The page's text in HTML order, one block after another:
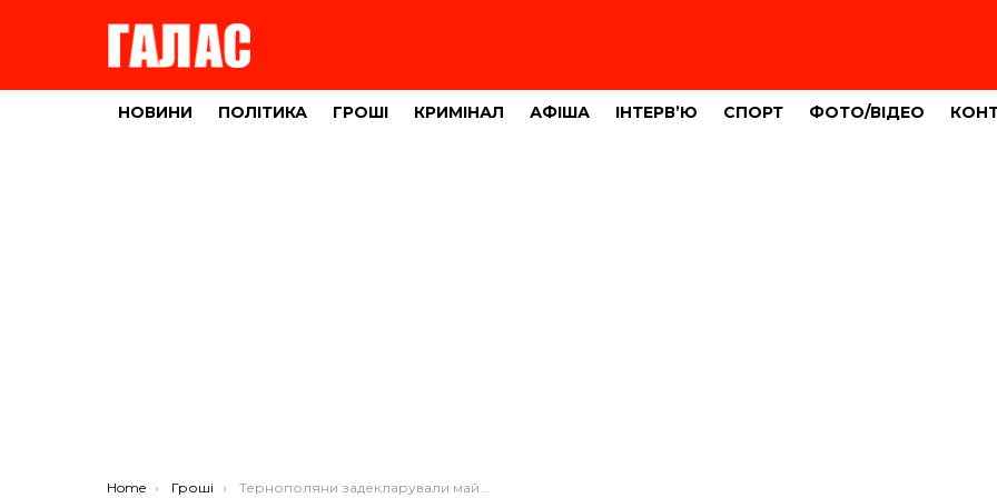
НОВИНИ ПОЛІТИКА ГРОШІ КРИМІНАЛ АФІША ІНТЕРВ’Ю СПОРТ ФОТО/ВІДЕО
You are here:
Home Гроші Тернополяни задекларували майже півмільярда доходів за минулий рік